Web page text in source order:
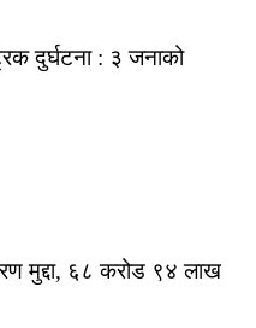
दुर्घटना : ३ जनाको
मुद्दा, ६८ करोड ९४ लाख